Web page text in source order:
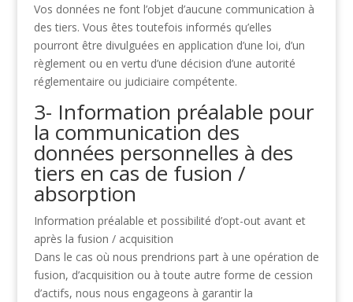
Vos données ne font l’objet d’aucune communication à
des tiers. Vous êtes toutefois informés qu’elles
pourront être divulguées en application d’une loi, d’un
règlement ou en vertu d’une décision d’une autorité
réglementaire ou judiciaire compétente.
3- Information préalable pour
la communication des
données personnelles à des
tiers en cas de fusion /
absorption
Information préalable et possibilité d’opt-out avant et
après la fusion / acquisition
Dans le cas où nous prendrions part à une opération de
fusion, d’acquisition ou à toute autre forme de cession
d’actifs, nous nous engageons à garantir la